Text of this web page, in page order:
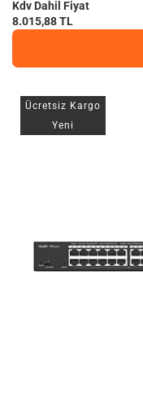
Kdv Dahil Fiyat
8.015,88 TL
Ücretsiz Kargo
Yeni